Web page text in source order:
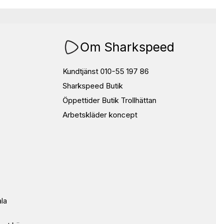
Om Sharkspeed
Kundtjänst 010-55 197 86
Sharkspeed Butik
Öppettider Butik Trollhättan
Arbetskläder koncept